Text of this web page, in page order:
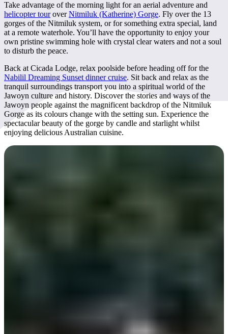
Take advantage of the morning light for an aerial adventure and
helicopter touroverNitmiluk (Katherine) Gorge. Fly over the 13
gorges of the Nitmiluk system, or for something extra special, land
at a remote waterhole. You’ll have the opportunity to enjoy your
own pristine swimming hole with crystal clear waters and not a soul
to disturb the peace.
Back at Cicada Lodge, relax poolside before heading off for the
Nabilil Dreaming Sunset dinner cruise. Sit back and relax as the
tranquil surroundings transport you into a spiritual world of the
Jawoyn culture and history. Discover the stories and ways of the
Jawoyn people against the magnificent backdrop of the Nitmiluk
Gorge as its colours change with the setting sun. Experience the
spectacular beauty of the gorge by candle and starlight whilst
enjoying delicious Australian cuisine.